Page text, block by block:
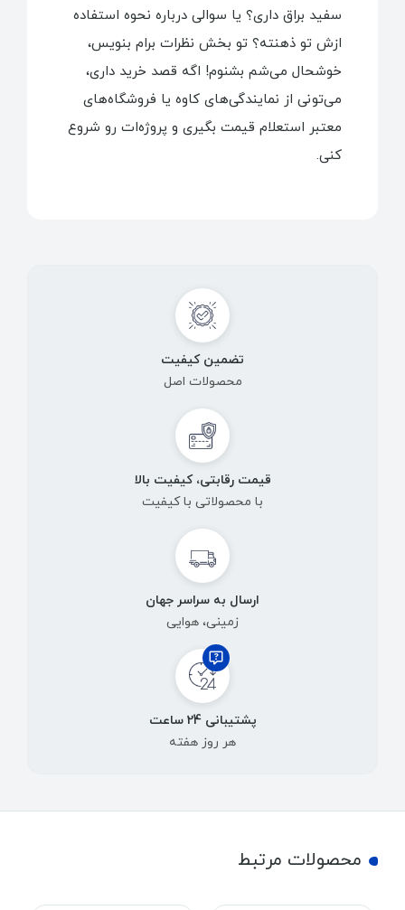
سفید براق داری؟ یا سوالی درباره نحوه استفاده
ازش تو ذهنته؟ تو بخش نظرات برام بنویس،
خوشحال می‌شم بشنوم! اگه قصد خرید داری،
می‌تونی از نمایندگی‌های کاوه یا فروشگاه‌های
معتبر استعلام قیمت بگیری و پروژه‌ات رو شروع
کنی.
تضمین کیفیت
محصولات اصل
قیمت رقابتی، کیفیت بالا
با محصولاتی با کیفیت
ارسال به سراسر جهان
زمینی، هوایی
پشتیبانی 24 ساعت
هر روز هفته
محصولات مرتبط